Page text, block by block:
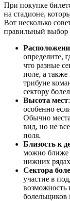
При покупке
на стадионе,
Вот несколько
правильный выбор
определите,
что разные
поле, а также
трибуне
сектору
Высота мест
особенно
Обычно
вид, но не
поля.
Близость к
можно ближе
нижних
Сектора
участие в
возможность